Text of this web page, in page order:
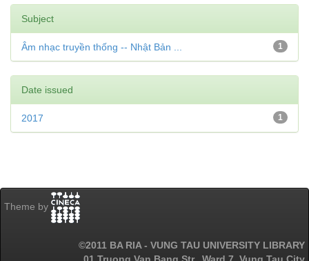
Subject
1
Âm nhạc truyền thống -- Nhật Bản ...
Date issued
1
2017
Theme by
©2011 BA RIA - VUNG TAU UNIVERSITY LIBRARY